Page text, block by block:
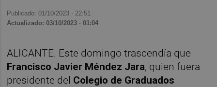
Publicado: 01/10/2023 · 22:51
Actualizado: 03/10/2023 · 01:04
ALICANTE. Este domingo trascendía que
Francisco Javier Méndez Jara, quien fuera
presidente del Colegio de Graduados